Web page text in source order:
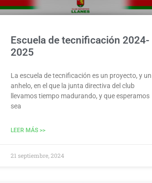
Escuela de tecnificación 2024-
2025
La escuela de tecnificación es un proyecto, y un
anhelo, en el que la junta directiva del club
llevamos tiempo madurando, y que esperamos
sea
LEER MÁS >>
21 septiembre, 2024